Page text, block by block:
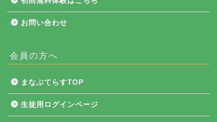
お問い合わせ
会員の方へ
まなぶてらすTOP
生徒用ログインページ
NEWS
まなぶてらす活用法
教育コラム